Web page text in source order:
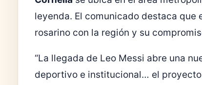
leyenda. El comunicado destaca que
rosarino con la región y su
“La llegada de Leo Messi abre una
deportivo e institucional… el